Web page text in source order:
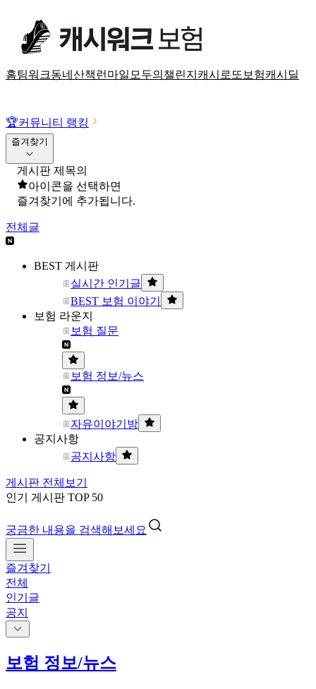
홈팀워크동네산책 런마일 모두의챌린지 캐시로또 보험캐시딜
🏆커뮤니티 랭킹
즐겨찾기
게시판 제목의
아이콘을 선택하면
즐겨찾기에 추가됩니다.
전체글
BEST 게시판
실시간 인기글
BEST 보험 이야기
보험 라운지
보험 질문
보험 정보/뉴스
자유이야기방
공지사항
공지사항
게시판 전체보기
인기 게시판 TOP 50
궁금한 내용을 검색해보세요
즐겨찾기
전체
인기글
공지
보험 정보/뉴스